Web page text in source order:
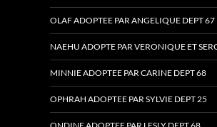
OLAF ADOPTEE PAR ANGELIQUE DEPT 67
NAEHU ADOPTE PAR VERONIQUE ET
MINNIE ADOPTEE PAR CARINE DEPT 68
OPHRAH ADOPTEE PAR SYLVIE DEPT 25